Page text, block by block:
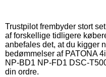
Trustpilot frembyder stort
af forskellige tidligere
anbefales det, at du kigger
bedømmelser af PATONA
NP-BD1 NP-FD1 DSC-
din ordre.